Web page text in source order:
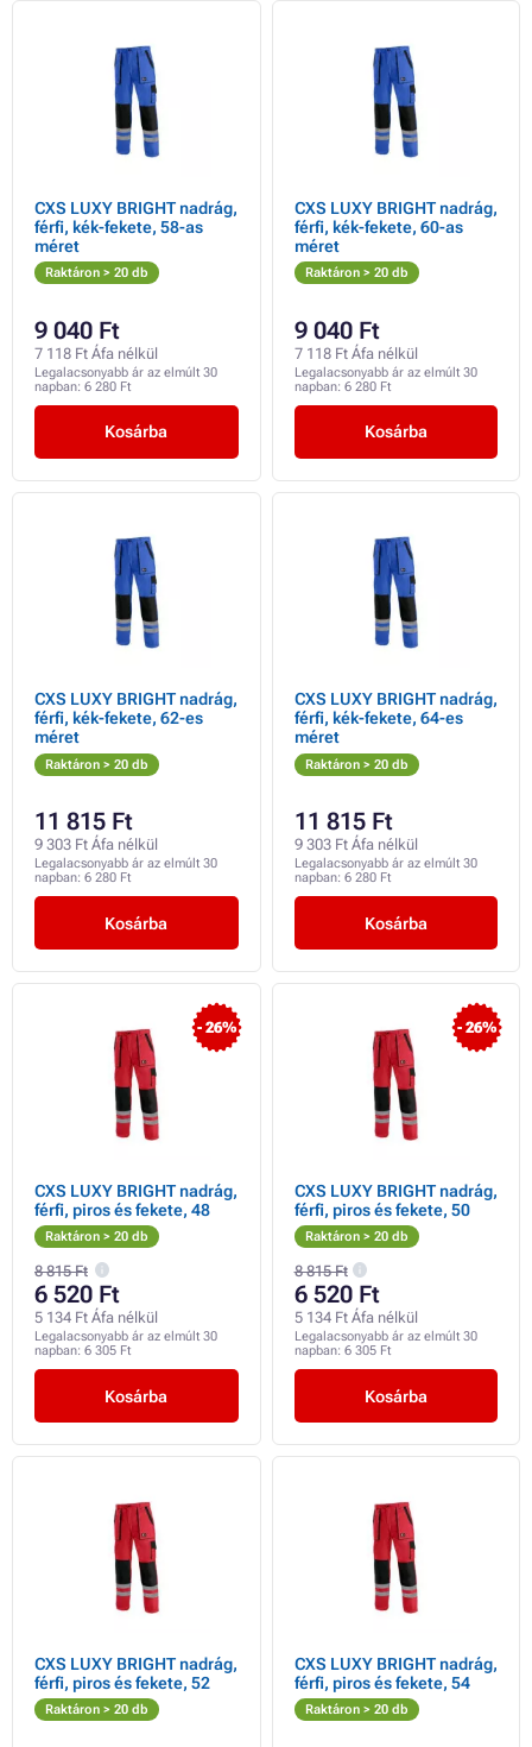
CXS LUXY BRIGHT nadrág,
férfi, kék-fekete, 58-as
méret
Raktáron > 20 db
9 040 Ft
7 118 Ft Áfa nélkül
Legalacsonyabb ár az elmúlt 30
napban: 6 280 Ft
Kosárba
CXS LUXY BRIGHT nadrág,
férfi, kék-fekete, 60-as
méret
Raktáron > 20 db
9 040 Ft
7 118 Ft Áfa nélkül
Legalacsonyabb ár az elmúlt 30
napban: 6 280 Ft
Kosárba
CXS LUXY BRIGHT nadrág,
férfi, kék-fekete, 62-es
méret
Raktáron > 20 db
11 815 Ft
9 303 Ft Áfa nélkül
Legalacsonyabb ár az elmúlt 30
napban: 6 280 Ft
Kosárba
CXS LUXY BRIGHT nadrág,
férfi, kék-fekete, 64-es
méret
Raktáron > 20 db
11 815 Ft
9 303 Ft Áfa nélkül
Legalacsonyabb ár az elmúlt 30
napban: 6 280 Ft
Kosárba
- 26%
CXS LUXY BRIGHT nadrág,
férfi, piros és fekete, 48
Raktáron > 20 db
8 815 Ft
6 520 Ft
5 134 Ft Áfa nélkül
Legalacsonyabb ár az elmúlt 30
napban: 6 305 Ft
Kosárba
- 26%
CXS LUXY BRIGHT nadrág,
férfi, piros és fekete, 50
Raktáron > 20 db
8 815 Ft
6 520 Ft
5 134 Ft Áfa nélkül
Legalacsonyabb ár az elmúlt 30
napban: 6 305 Ft
Kosárba
CXS LUXY BRIGHT nadrág,
férfi, piros és fekete, 52
Raktáron > 20 db
CXS LUXY BRIGHT nadrág,
férfi, piros és fekete, 54
Raktáron > 20 db